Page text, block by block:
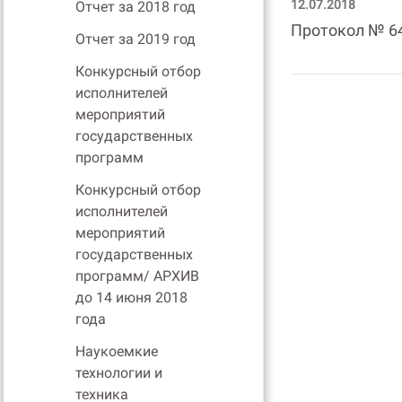
Отчет за 2018 год
Отчет за 2019 год
Конкурсный отбор
исполнителей
мероприятий
государственных
программ
Конкурсный отбор
исполнителей
мероприятий
государственных
программ/ АРХИВ
до 14 июня 2018
года
Наукоемкие
технологии и
техника
12.07.2018
Протокол №